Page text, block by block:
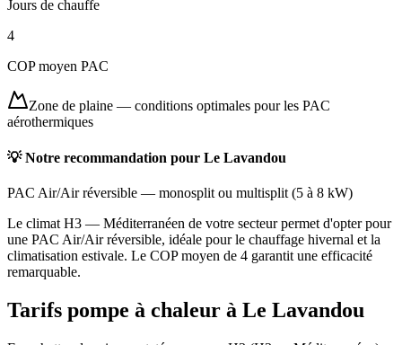
Jours de chauffe
4
COP moyen PAC
Zone de plaine — conditions optimales pour les PAC
aérothermiques
💡 Notre recommandation pour Le Lavandou
PAC Air/Air réversible — monosplit ou multisplit (5 à 8 kW)
Le climat H3 — Méditerranéen de votre secteur permet d'opter pour
une PAC Air/Air réversible, idéale pour le chauffage hivernal et la
climatisation estivale. Le COP moyen de 4 garantit une efficacité
remarquable.
Tarifs pompe à chaleur à Le Lavandou